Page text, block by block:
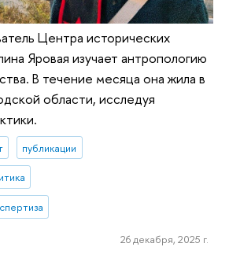
Центра исторических
Яровая изучает антропологию
В течение месяца она жила в
области, исследуя
публикации
26 декабря, 2025 г.